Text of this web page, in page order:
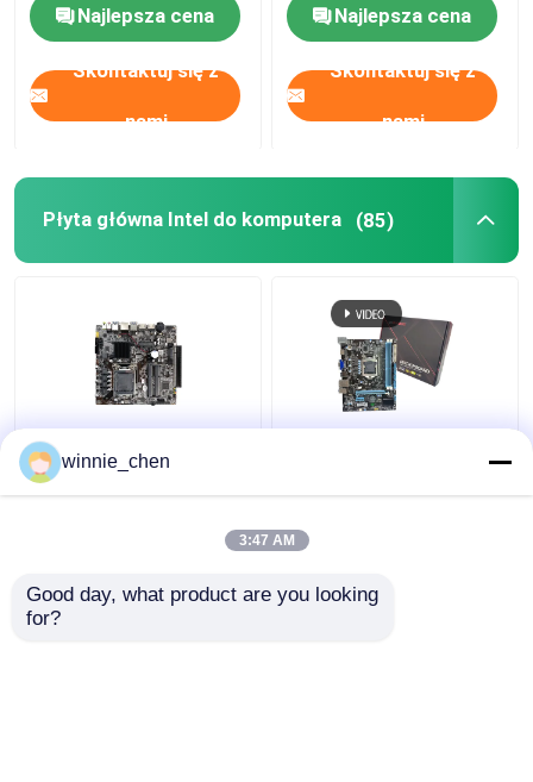
Najlepsza cena
Skontaktuj się z
nami
Najlepsza cena
Skontaktuj się z
nami
Płyta główna Intel do komputera (85)
LGA 1151 Socket DDR4
Intel PC Płyta główna
główna DDR4 DDR3
winnie_chen
3:47 AM
Good day, what product are you looking
for?